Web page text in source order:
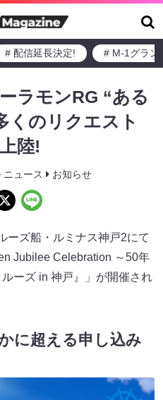
# 配信延長決定! # M-1グラン
ラモンRG “ある
くのリクエスト
陸!
ニュース お知らせ
ーズ船・ルミナス神戸2にて
Jubilee Celebration ～50年
ーズ in 神戸』」が開催され
に超える申し込み